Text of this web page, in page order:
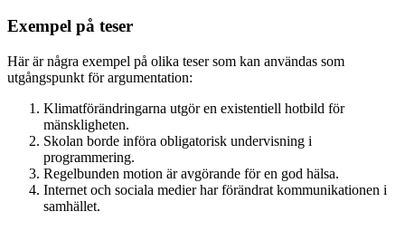
Exempel på teser
Här är några exempel på olika teser som kan användas som
utgångspunkt för argumentation:
Klimatförändringarna utgör en existentiell hotbild för
mänskligheten.
Skolan borde införa obligatorisk undervisning i
programmering.
Regelbunden motion är avgörande för en god hälsa.
Internet och sociala medier har förändrat kommunikationen i
samhället.